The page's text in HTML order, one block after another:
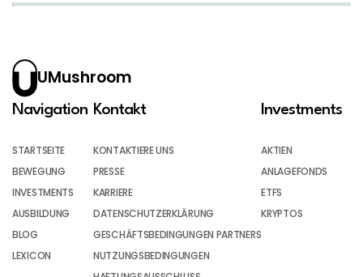
UMushroom
Navigation
STARTSEITE
BEWEGUNG
INVESTMENTS
AUSBILDUNG
BLOG
LEXICON
Kontakt
KONTAKTIERE UNS
PRESSE
KARRIERE
DATENSCHUTZERKLÄRUNG
GESCHÄFTSBEDINGUNGEN PARTNERS
NUTZUNGSBEDINGUNGEN
Investments
AKTIEN
ANLAGEFONDS
ETFS
KRYPTOS